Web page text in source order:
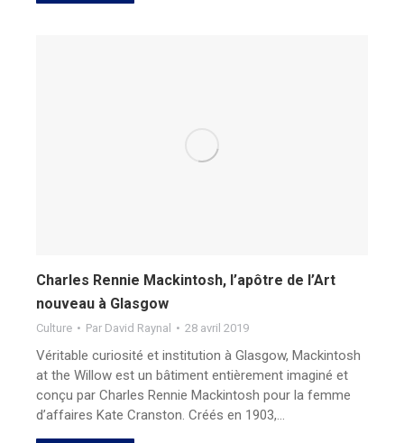
Charles Rennie Mackintosh, l’apôtre de l’Art
nouveau à Glasgow
Culture Par David Raynal 28 avril 2019
Véritable curiosité et institution à Glasgow, Mackintosh
at the Willow est un bâtiment entièrement imaginé et
conçu par Charles Rennie Mackintosh pour la femme
d’affaires Kate Cranston. Créés en 1903,…